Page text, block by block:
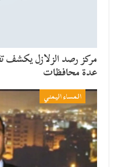
مركز رصد الزلازل يكشف
عدة محافظات
المساء اليمني